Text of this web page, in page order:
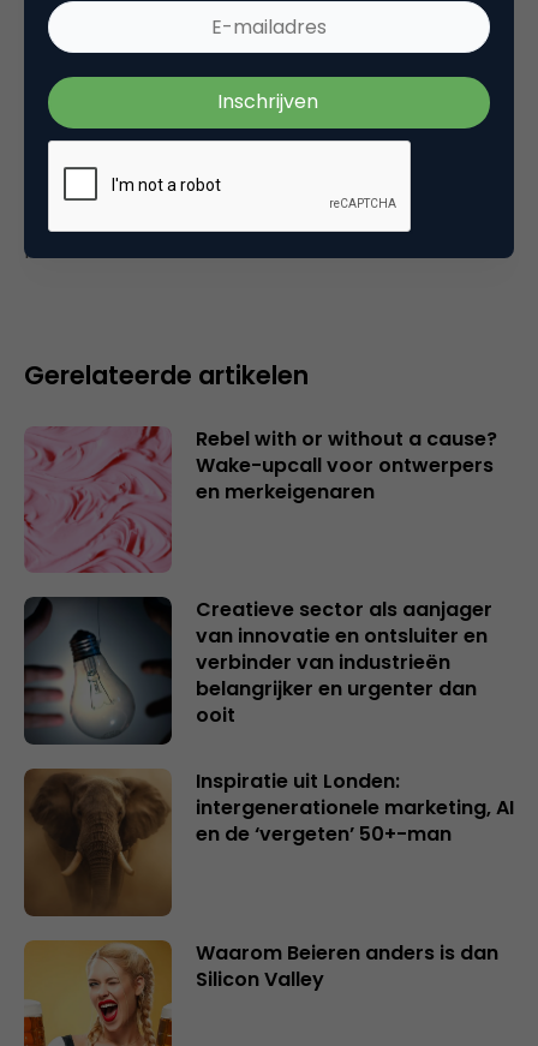
om een reactie te
plaatsen.
Gerelateerde artikelen
Rebel with or without a cause?
Wake-upcall voor ontwerpers
en merkeigenaren
Creatieve sector als aanjager
van innovatie en ontsluiter en
verbinder van industrieën
belangrijker en urgenter dan
ooit
Inspiratie uit Londen:
intergenerationele marketing, AI
en de ‘vergeten’ 50+-man
Waarom Beieren anders is dan
Silicon Valley